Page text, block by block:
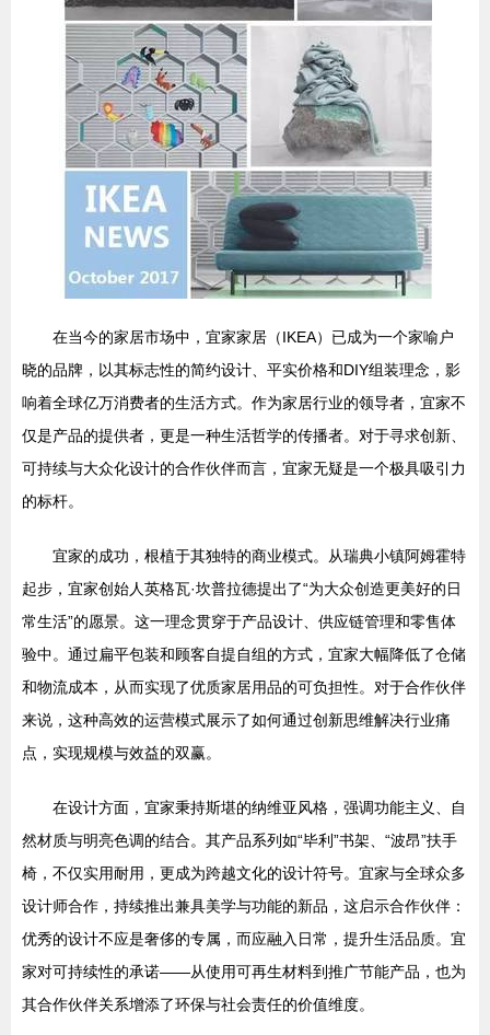
在当今的家居市场中，宜家家居（IKEA）已成为一个家喻户
晓的品牌，以其标志性的简约设计、平实价格和DIY组装理念，影
响着全球亿万消费者的生活方式。作为家居行业的领导者，宜家不
仅是产品的提供者，更是一种生活哲学的传播者。对于寻求创新、
可持续与大众化设计的合作伙伴而言，宜家无疑是一个极具吸引力
的标杆。
宜家的成功，根植于其独特的商业模式。从瑞典小镇阿姆霍特
起步，宜家创始人英格瓦·坎普拉德提出了“为大众创造更美好的日
常生活”的愿景。这一理念贯穿于产品设计、供应链管理和零售体
验中。通过扁平包装和顾客自提自组的方式，宜家大幅降低了仓储
和物流成本，从而实现了优质家居用品的可负担性。对于合作伙伴
来说，这种高效的运营模式展示了如何通过创新思维解决行业痛
点，实现规模与效益的双赢。
在设计方面，宜家秉持斯堪的纳维亚风格，强调功能主义、自
然材质与明亮色调的结合。其产品系列如“毕利”书架、“波昂”扶手
椅，不仅实用耐用，更成为跨越文化的设计符号。宜家与全球众多
设计师合作，持续推出兼具美学与功能的新品，这启示合作伙伴：
优秀的设计不应是奢侈的专属，而应融入日常，提升生活品质。宜
家对可持续性的承诺——从使用可再生材料到推广节能产品，也为
其合作伙伴关系增添了环保与社会责任的价值维度。